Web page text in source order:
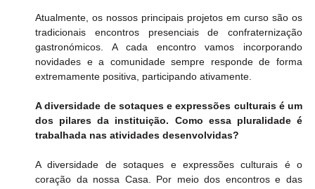
Atualmente, os nossos principais projetos em curso são os
tradicionais encontros presenciais de confraternização
gastronómicos. A cada encontro vamos incorporando
novidades e a comunidade sempre responde de forma
extremamente positiva, participando ativamente.
A diversidade de sotaques e expressões culturais é um
dos pilares da instituição. Como essa pluralidade é
trabalhada nas atividades desenvolvidas?
A diversidade de sotaques e expressões culturais é o
coração da nossa Casa. Por meio dos encontros e das